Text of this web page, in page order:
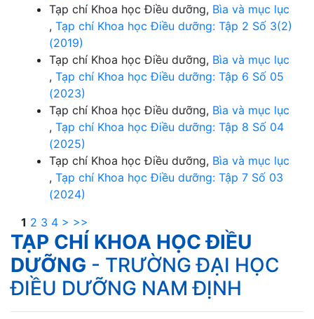
Tạp chí Khoa học Điều dưỡng, Bìa và mục lục
, Tạp chí Khoa học Điều dưỡng: Tập 2 Số 3(2)
(2019)
Tạp chí Khoa học Điều dưỡng, Bìa và mục lục
, Tạp chí Khoa học Điều dưỡng: Tập 6 Số 05
(2023)
Tạp chí Khoa học Điều dưỡng, Bìa và mục lục
, Tạp chí Khoa học Điều dưỡng: Tập 8 Số 04
(2025)
Tạp chí Khoa học Điều dưỡng, Bìa và mục lục
, Tạp chí Khoa học Điều dưỡng: Tập 7 Số 03
(2024)
1 2 3 4 > >>
TẠP CHÍ KHOA HỌC ĐIỀU
DƯỠNG - TRƯỜNG ĐẠI HỌC
ĐIỀU DƯỠNG NAM ĐỊNH